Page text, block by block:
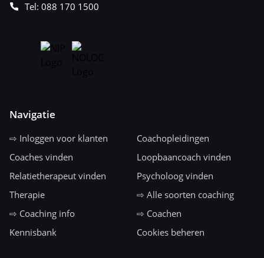
Tel: 088 170 1500
Navigatie
⇨ Inloggen voor klanten
Coachopleidingen
Coaches vinden
Loopbaancoach vinden
Relatietherapeut vinden
Psycholoog vinden
Therapie
⇨ Alle soorten coaching
⇨ Coaching info
⇨ Coachen
Kennisbank
Cookies beheren